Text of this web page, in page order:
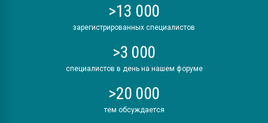
>13 000
зарегистрированных специалистов
>3 000
специалистов в день на нашем форуме
>20 000
тем обсуждается